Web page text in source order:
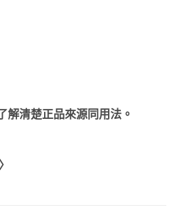
解清楚正品來源同用法。
〉